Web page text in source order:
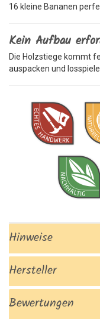
16 kleine Bananen
Kein Aufbau
Die Holzstiege kommt
auspacken und
Hinweise
Hersteller
Bewertungen